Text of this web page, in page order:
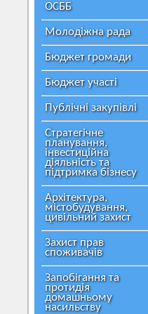
ОСББ
Молодіжна рада
Бюджет громади
Бюджет участі
Публічні закупівлі
Стратегічне
планування,
інвестиційна
діяльність та
підтримка бізнесу
Архітектура,
містобудування,
цивільний захист
Захист прав
споживачів
Запобігання та
протидія
домашньому
насильству